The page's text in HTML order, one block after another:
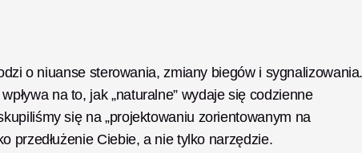
o niuanse sterowania, zmiany biegów i
na to, jak „naturalne” wydaje się codzienne
się na „projektowaniu zorientowanym na
przedłużenie Ciebie, a nie tylko narzędzie.